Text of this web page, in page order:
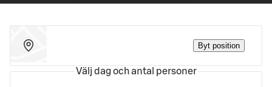
Byt position
Välj dag och antal personer